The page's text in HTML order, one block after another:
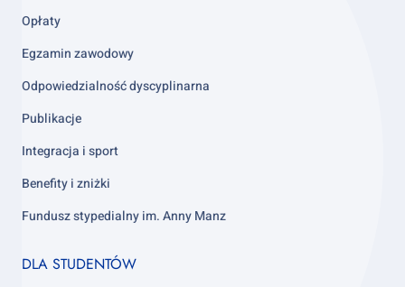
Opłaty
Egzamin zawodowy
Odpowiedzialność dyscyplinarna
Publikacje
Integracja i sport
Benefity i zniżki
Fundusz stypedialny im. Anny Manz
Footer
DLA STUDENTÓW